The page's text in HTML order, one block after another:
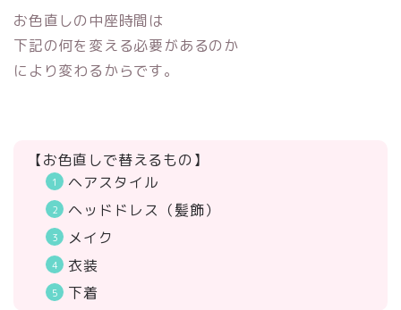
お色直しの中座時間は
下記の何を変える必要があるのか
により変わるからです。
【お色直しで替えるもの】
ヘアスタイル
ヘッドドレス（髪飾）
メイク
衣装
下着